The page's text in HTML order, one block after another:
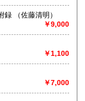
書一般（その他）
日本家畜売買法 中央獣医会雑誌第4輯附録 （佐藤清明）
￥9,000
￥1,100
￥7,000